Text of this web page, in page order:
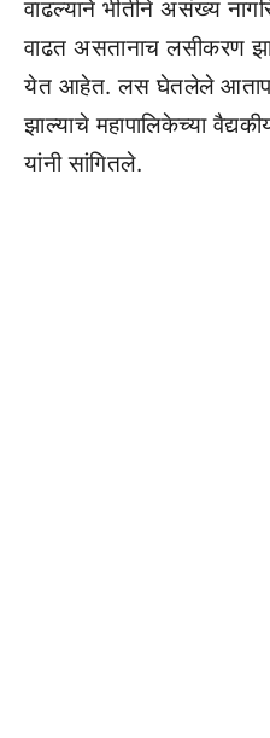
वाढल्याने भीतीने असंख्य
वाढत असतानाच लसीकरण
येत आहेत. लस घेतलेले
झाल्याचे महापालिकेच्या
यांनी सांगितले.